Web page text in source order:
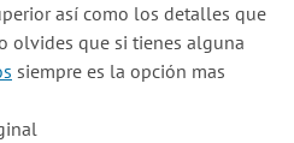
así como los detalles que
olvides que si tienes alguna
siempre es la opción mas